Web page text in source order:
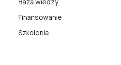
Baza wiedzy
Finansowanie
Szkolenia